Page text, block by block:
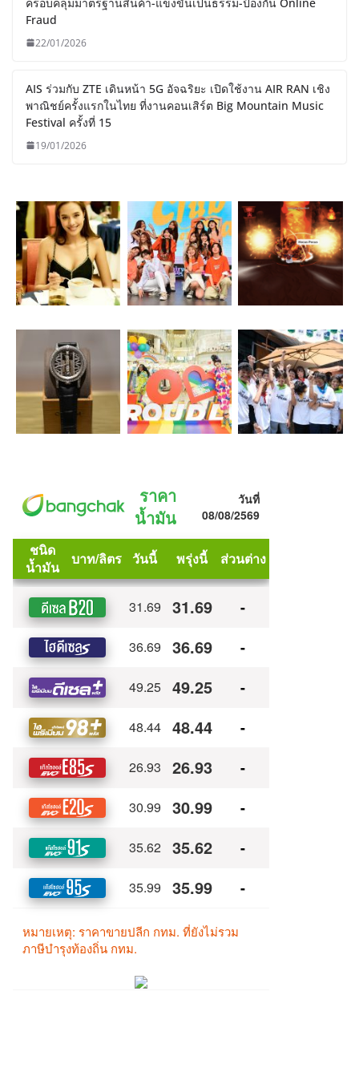
Fraud
22/01/2026
AIS ร่วมกับ ZTE เดินหน้า 5G อัจฉริยะ เปิดใช้งาน AIR RAN เชิง
พาณิชย์ครั้งแรกในไทย ที่งานคอนเสิร์ต Big Mountain Music
Festival ครั้งที่ 15
19/01/2026